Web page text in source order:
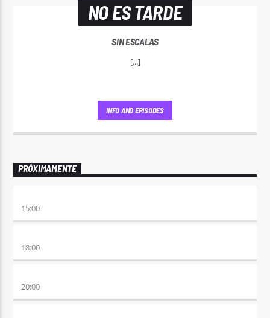
NO ES TARDE
SIN ESCALAS
[...]
INFO AND EPISODES
PRÓXIMAMENTE
15:00
18:00
20:00